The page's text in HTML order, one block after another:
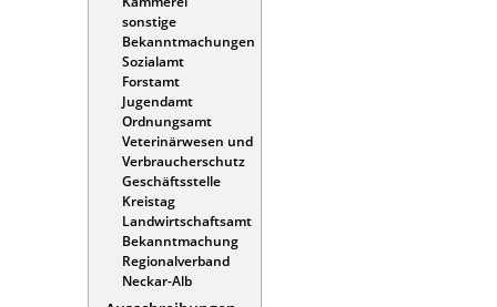
sonstige
Bekanntmachungen
Sozialamt
Forstamt
Jugendamt
Ordnungsamt
Veterinärwesen und
Verbraucherschutz
Geschäftsstelle
Kreistag
Landwirtschaftsamt
Bekanntmachung
Regionalverband
Neckar-Alb